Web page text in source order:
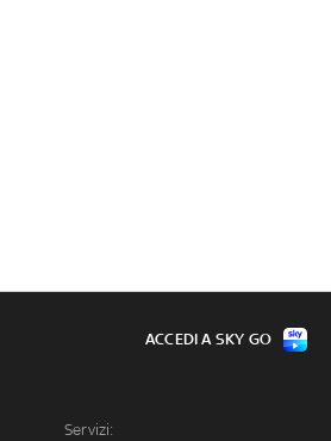
Servizi:
ACCEDI A SKY GO